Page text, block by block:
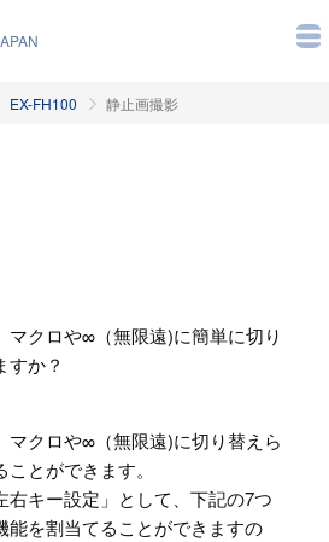
EX-FH100 静止画撮影
マクロや∞（無限遠)に簡単に切り
すか？
マクロや∞（無限遠)に切り替えら
とができます。
右キー設定」として、下記の7つ
能を割当てることができますの